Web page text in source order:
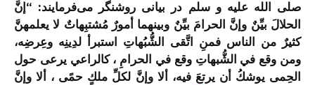
صلی الله علیه و سلم در بیانی روشنگر می‌فرمایند: “إنَّ
الحلالَ بيِّنٌ وإنَّ الحرامَ بيِّنٌ وبينهما أمورٌ مُشتبِهاتٌ لا يعلمهنَّ
كثيرٌ من الناس فمنِ اتَّقى الشُّبُهاتِ استبرأ لدِينِه وعِرضِه،
ومن وقع في الشُّبهاتِ وقع في الحرامِ ، كالراعي يرعى حول
الحِمى يوشكُ أن يرتعَ فيه، ألا وإنَّ لكلِّ ملكٍ حمًى ، ألا وإنَّ